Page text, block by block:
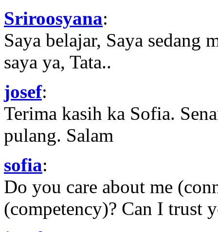
Sriroosyana:
Saya belajar, Saya sedang
saya ya, Tata..
josef:
Terima kasih ka Sofia.
pulang. Salam
sofia:
Do you care about me
(competency)? Can I trust